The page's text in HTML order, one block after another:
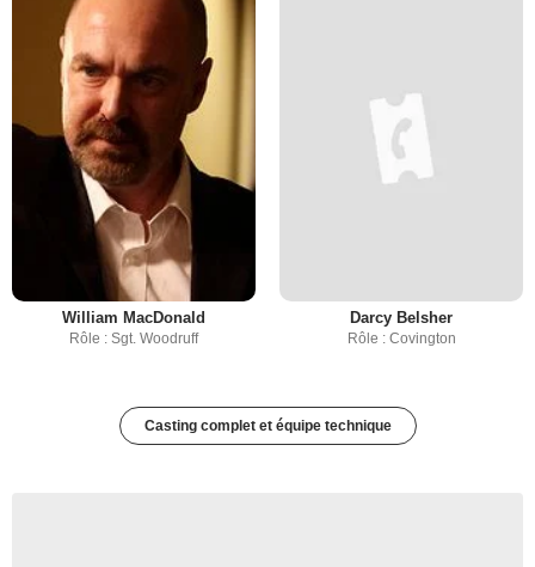
William MacDonald
Rôle : Sgt. Woodruff
Darcy Belsher
Rôle : Covington
Casting complet et équipe technique